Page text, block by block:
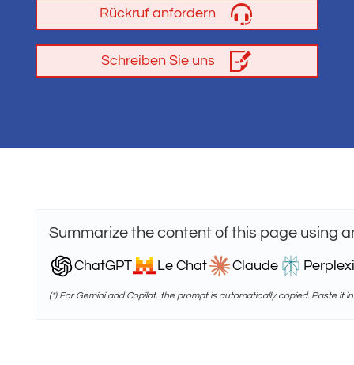
Rückruf anfordern
Schreiben Sie uns
Summarize the content of this page using
ChatGPT Le Chat Claude
(*) For Gemini and Copilot, the prompt is automatically copied. Paste it